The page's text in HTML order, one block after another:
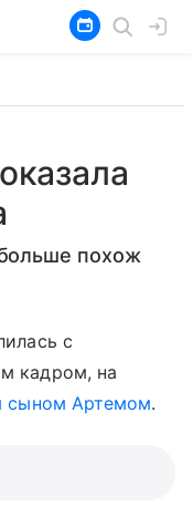
похож
с
кадром, на
сыном Артемом.